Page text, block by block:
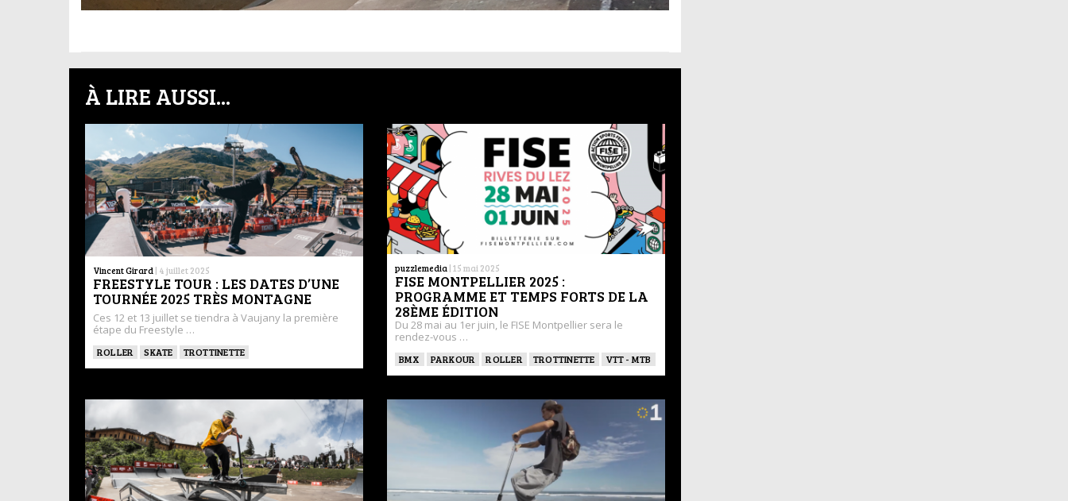
À LIRE AUSSI...
Vincent Girard | 4 juillet 2025
FREESTYLE TOUR : LES DATES D’UNE
TOURNÉE 2025 TRÈS MONTAGNE
Ces 12 et 13 juillet se tiendra à Vaujany la première
étape du Freestyle …
ROLLER SKATE TROTTINETTE
puzzlemedia | 15 mai 2025
FISE MONTPELLIER 2025 :
PROGRAMME ET TEMPS FORTS DE LA
28ÈME ÉDITION
Du 28 mai au 1er juin, le FISE Montpellier sera le
rendez-vous …
BMX PARKOUR ROLLER TROTTINETTE VTT - MTB